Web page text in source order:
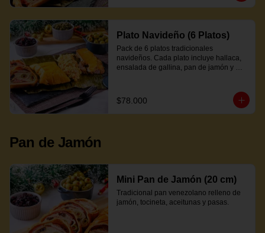
Plato Navideño (6 Platos)
Pack de 6 platos tradicionales
navideños. Cada plato incluye hallaca,
ensalada de gallina, pan de jamón y
$78.000
Pan de Jamón
Mini Pan de Jamón (20 cm)
Tradicional pan venezolano relleno de
jamón, tocineta, aceitunas y pasas.